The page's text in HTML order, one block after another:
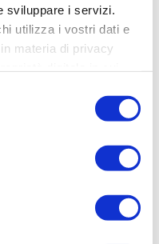
sviluppare i servizi.
utilizza i vostri dati e
materia di privacy
momento dalla
clic sull'icona di
sezione dettagli. Puoi
in qualsiasi momento
di assenza dalle